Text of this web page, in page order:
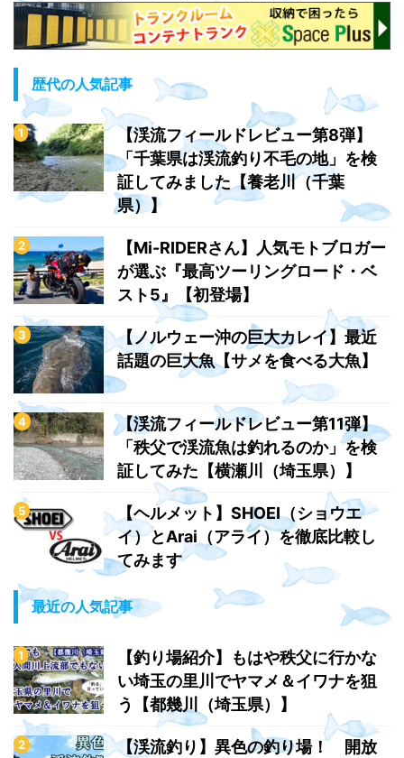
歴代の人気記事
【渓流フィールドレビュー第8弾】
「千葉県は渓流釣り不毛の地」を検
証してみました【養老川（千葉
県）】
【Mi-RIDERさん】人気モトブロガー
が選ぶ『最高ツーリングロード・ベ
スト5』【初登場】
【ノルウェー沖の巨大カレイ】最近
話題の巨大魚【サメを食べる大魚】
【渓流フィールドレビュー第11弾】
「秩父で渓流魚は釣れるのか」を検
証してみた【横瀬川（埼玉県）】
【ヘルメット】SHOEI（ショウエ
イ）とArai（アライ）を徹底比較し
てみます
最近の人気記事
【釣り場紹介】もはや秩父に行かな
い埼玉の里川でヤマメ＆イワナを狙
う【都幾川（埼玉県）】
【渓流釣り】異色の釣り場！ 開放